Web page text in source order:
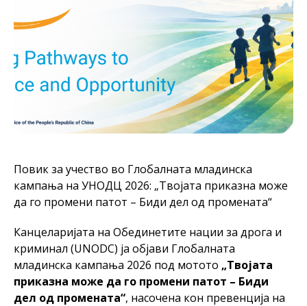
Повик за учество во Глобалната младинска
кампања на УНОДЦ 2026: „Твојата приказна може
да го промени патот – Биди дел од промената“
Канцеларијата на Обединетите нации за дрога и
криминал (UNODC) ја објави Глобалната
младинска кампања 2026 под мотото „Твојата
приказна може да го промени патот – Биди
дел од промената“, насочена кон превенција на